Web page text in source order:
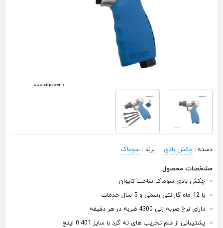
دسته :چکش بادی برند :سوماک
مشخصات محصول
چکش بادی سوماک ساخت تایوان
با 12 ماه گارانتی رسمی و 5 سال خدمات
دارای نرخ ضربه زنی 4300 ضربه در هر دقیقه
پشتیبانی از قلم تخریب های ته گرد با سایز 0.401 اینچ